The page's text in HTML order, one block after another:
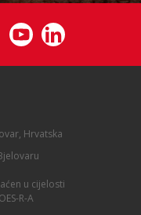
Hrvatska
u cijelosti
R-A